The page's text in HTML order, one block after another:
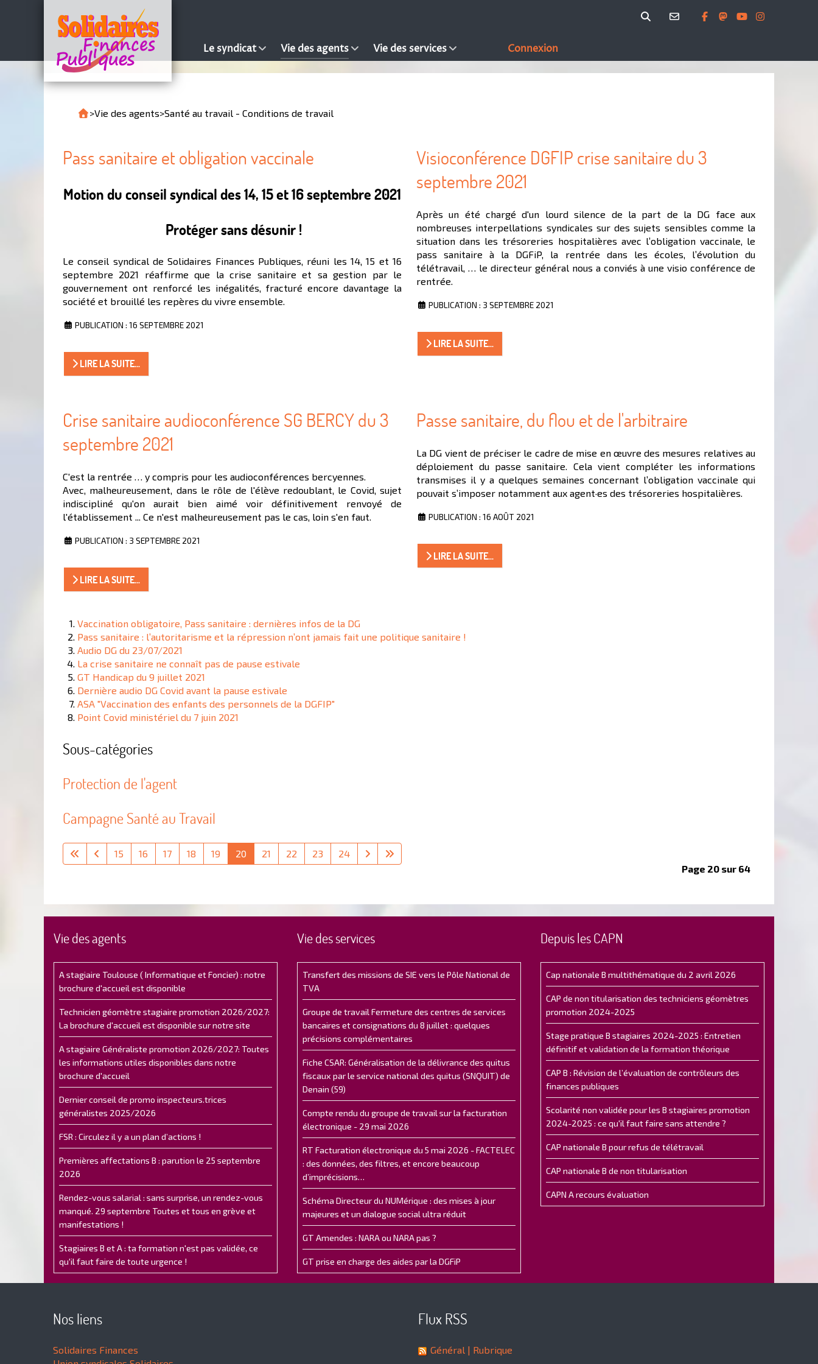
Le syndicat Vie des agents Vie des services Connexion
>Vie des agents>Santé au travail - Conditions de travail
Pass sanitaire et obligation vaccinale
Motion du conseil syndical des 14, 15 et 16 septembre 2021
Protéger sans désunir !
Le conseil syndical de Solidaires Finances Publiques, réuni les 14, 15 et 16
septembre 2021 réaffirme que la crise sanitaire et sa gestion par le
gouvernement ont renforcé les inégalités, fracturé encore davantage la
société et brouillé les repères du vivre ensemble.
PUBLICATION : 16 SEPTEMBRE 2021
LIRE LA SUITE...
Visioconférence DGFIP crise sanitaire du 3
septembre 2021
Après un été chargé d'un lourd silence de la part de la DG face aux
nombreuses interpellations syndicales sur des sujets sensibles comme la
situation dans les trésoreries hospitalières avec l’obligation vaccinale, le
pass sanitaire à la DGFiP, la rentrée dans les écoles, l’évolution du
télétravail, … le directeur général nous a conviés à une visio conférence de
rentrée.
PUBLICATION : 3 SEPTEMBRE 2021
LIRE LA SUITE...
Crise sanitaire audioconférence SG BERCY du 3
septembre 2021
C'est la rentrée … y compris pour les audioconférences bercyennes.
Avec, malheureusement, dans le rôle de l'élève redoublant, le Covid, sujet
indiscipliné qu'on aurait bien aimé voir définitivement renvoyé de
l'établissement ... Ce n'est malheureusement pas le cas, loin s'en faut.
PUBLICATION : 3 SEPTEMBRE 2021
LIRE LA SUITE...
Passe sanitaire, du flou et de l'arbitraire
La DG vient de préciser le cadre de mise en œuvre des mesures relatives au
déploiement du passe sanitaire. Cela vient compléter les informations
transmises il y a quelques semaines concernant l’obligation vaccinale qui
pouvait s’imposer notamment aux agent·es des trésoreries hospitalières.
PUBLICATION : 16 AOÛT 2021
LIRE LA SUITE...
Vaccination obligatoire, Pass sanitaire : dernières infos de la DG
Pass sanitaire : l’autoritarisme et la répression n’ont jamais fait une politique sanitaire !
Audio DG du 23/07/2021
La crise sanitaire ne connaît pas de pause estivale
GT Handicap du 9 juillet 2021
Dernière audio DG Covid avant la pause estivale
ASA "Vaccination des enfants des personnels de la DGFIP"
Point Covid ministériel du 7 juin 2021
Sous-catégories
Protection de l'agent
Campagne Santé au Travail
Page 20 sur 64
15 16 17 18 19 20 21 22 23 24
Vie des agents
A stagiaire Toulouse ( Informatique et Foncier) : notre
brochure d'accueil est disponible
Technicien géomètre stagiaire promotion 2026/2027:
La brochure d'accueil est disponible sur notre site
A stagiaire Généraliste promotion 2026/2027: Toutes
les informations utiles disponibles dans notre
brochure d'accueil
Dernier conseil de promo inspecteurs.trices
généralistes 2025/2026
FSR : Circulez il y a un plan d’actions !
Premières affectations B : parution le 25 septembre
2026
Rendez-vous salarial : sans surprise, un rendez-vous
manqué. 29 septembre Toutes et tous en grève et
manifestations !
Stagiaires B et A : ta formation n'est pas validée, ce
qu'il faut faire de toute urgence !
Vie des services
Transfert des missions de SIE vers le Pôle National de
TVA
Groupe de travail Fermeture des centres de services
bancaires et consignations du 8 juillet : quelques
précisions complémentaires
Fiche CSAR: Généralisation de la délivrance des quitus
fiscaux par le service national des quitus (SNQUIT) de
Denain (59)
Compte rendu du groupe de travail sur la facturation
électronique - 29 mai 2026
RT Facturation électronique du 5 mai 2026 - FACTELEC
: des données, des filtres, et encore beaucoup
d’imprécisions…
Schéma Directeur du NUMérique : des mises à jour
majeures et un dialogue social ultra réduit
GT Amendes : NARA ou NARA pas ?
GT prise en charge des aides par la DGFiP
Depuis les CAPN
Cap nationale B multithématique du 2 avril 2026
CAP de non titularisation des techniciens géomètres
promotion 2024-2025
Stage pratique B stagiaires 2024-2025 : Entretien
définitif et validation de la formation théorique
CAP B : Révision de l’évaluation de contrôleurs des
finances publiques
Scolarité non validée pour les B stagiaires promotion
2024-2025 : ce qu'il faut faire sans attendre ?
CAP nationale B pour refus de télétravail
CAP nationale B de non titularisation
CAPN A recours évaluation
Nos liens
Solidaires Finances
Flux RSS
Général | Rubrique